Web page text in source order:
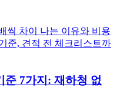
씩 차이 나는 이유와 비용
준, 견적 전 체크리스트까
준 7가지: 재하청 없